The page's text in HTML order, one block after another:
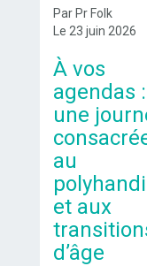
Par Pr Folk
Le 23 juin 2026
À vos
agendas :
une
au
et aux
d’âge